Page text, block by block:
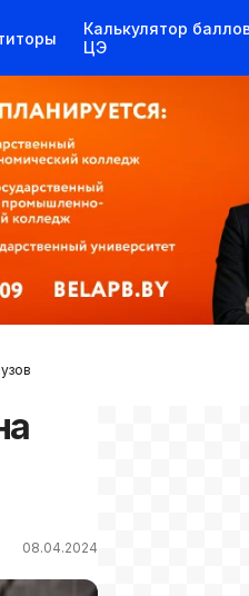
Калькулятор
ЦЭ
Курсы
Переподготовка
08.04.2024